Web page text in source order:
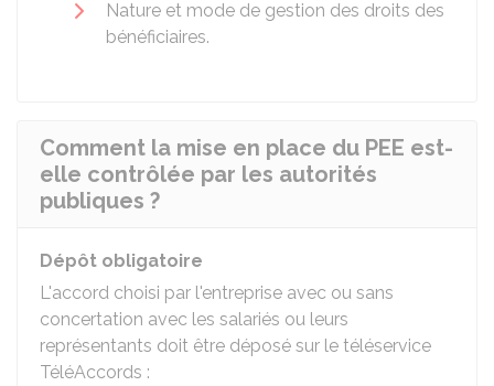
Nature et mode de gestion des droits des
bénéficiaires.
Comment la mise en place du PEE est-
elle contrôlée par les autorités
publiques ?
Dépôt obligatoire
L'accord choisi par l'entreprise avec ou sans
concertation avec les salariés ou leurs
représentants doit être déposé sur le téléservice
TéléAccords :